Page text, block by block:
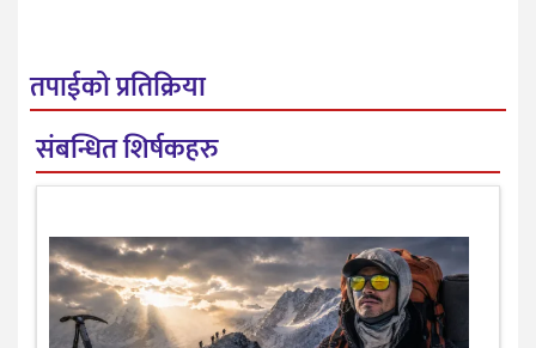
तपाईको प्रतिक्रिया
संबन्धित शिर्षकहरु